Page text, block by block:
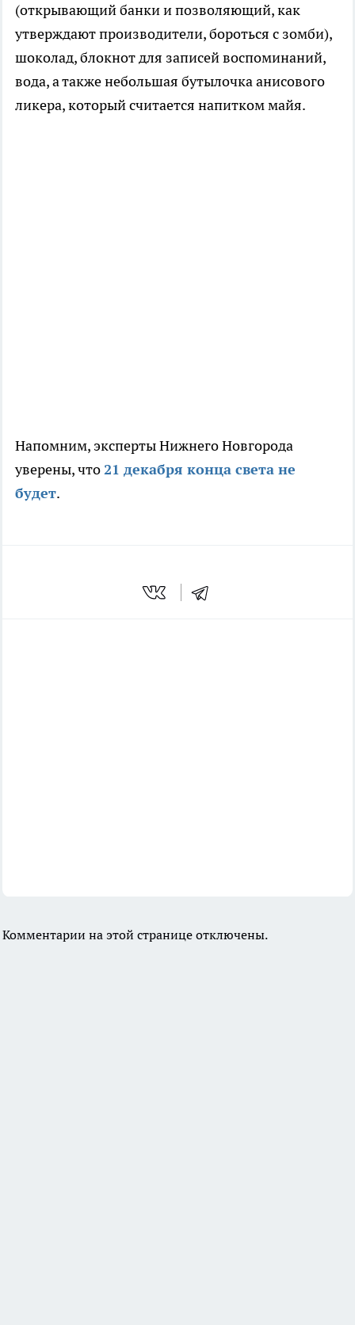
(открывающий банки и позволяющий, как
утверждают производители, бороться с зомби),
шоколад, блокнот для записей воспоминаний,
вода, а также небольшая бутылочка анисового
ликера, который считается напитком майя.
Напомним, эксперты Нижнего Новгорода
уверены, что21 декабря конца света не
будет.
Комментарии на этой странице отключены.